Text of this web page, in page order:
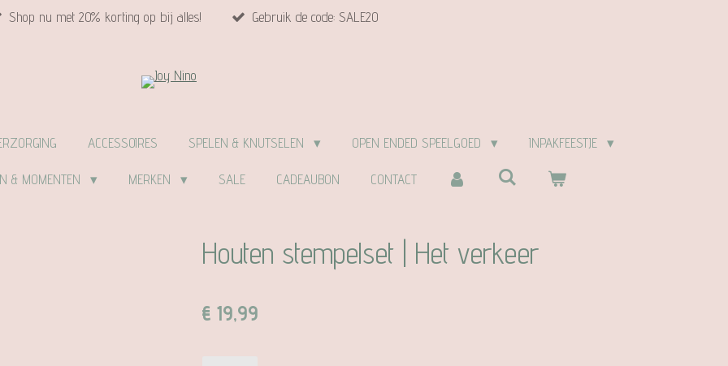
Shop nu met 20% korting op bij alles! Gebruik de code: SALE20
ACCESSOIRES SPELEN & KNUTSELEN OPEN ENDED SPEELGOED INPAKFEESTJE
& MOMENTEN MERKEN SALE CADEAUBON CONTACT
Houten stempelset | Het verkeer
€ 19,99